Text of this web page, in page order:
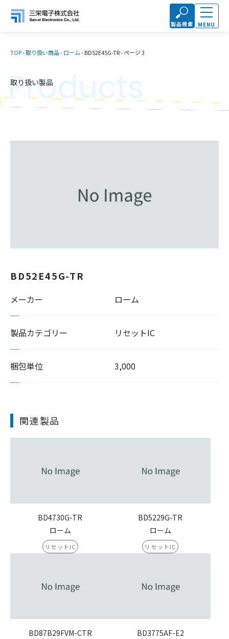
製品検索 MENU
TOP-取り扱い商品-ローム-BD52E45G-TR-ページ 3
取り扱い製品
Products
BD52E45G-TR
メーカー ローム
製品カテゴリー リセットIC
梱包単位 3,000
関連製品
BD4730G-TR
ローム
リセットIC
BD5229G-TR
ローム
リセットIC
BD87B29FVM-CTR
BD3775AF-E2